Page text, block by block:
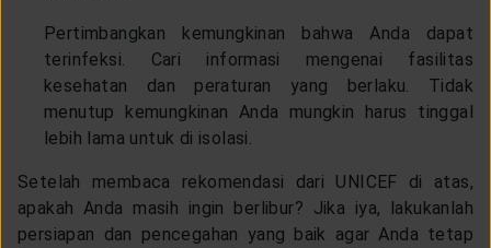
Pertimbangkan kemungkinan bahwa Anda dapat
terinfeksi. Cari informasi mengenai fasilitas
kesehatan dan peraturan yang berlaku. Tidak
menutup kemungkinan Anda mungkin harus tinggal
lebih lama untuk di isolasi.
Setelah membaca rekomendasi dari UNICEF di atas,
apakah Anda masih ingin berlibur? Jika iya, lakukanlah
persiapan dan pencegahan yang baik agar Anda tetap